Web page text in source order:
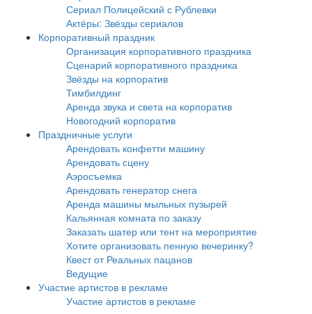
Сериал Полицейский с Рублевки
Актёры: Звёзды сериалов
Корпоративный праздник
Организация корпоративного праздника
Сценарий корпоративного праздника
Звёзды на корпоратив
Тимбилдинг
Аренда звука и света на корпоратив
Новогодний корпоратив
Праздничные услуги
Арендовать конфетти машину
Арендовать сцену
Аэросъемка
Арендовать генератор снега
Аренда машины мыльных пузырей
Кальянная комната по заказу
Заказать шатер или тент на мероприятие
Хотите организовать пенную вечеринку?
Квест от Реальных пацанов
Ведущие
Участие артистов в рекламе
Участие артистов в рекламе